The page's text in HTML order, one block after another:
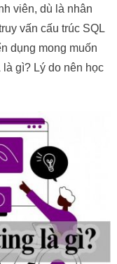
viên, dù là nhân
vấn cấu trúc SQL
dụng mong muốn
gì? Lý do nên học